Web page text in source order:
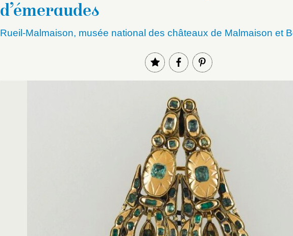
d’émeraudes
Rueil-Malmaison, musée national des châteaux de Malmaison et